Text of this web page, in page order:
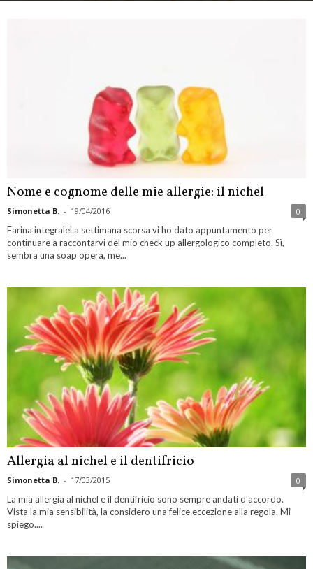
Nome e cognome delle mie allergie: il nichel
Simonetta B. - 19/04/2016 0
Farina integraleLa settimana scorsa vi ho dato appuntamento per
continuare a raccontarvi del mio check up allergologico completo. Sì,
sembra una soap opera, me...
Allergia al nichel e il dentifricio
Simonetta B. - 17/03/2015 0
La mia allergia al nichel e il dentifricio sono sempre andati d'accordo.
Vista la mia sensibilità, la considero una felice eccezione alla regola. Mi
spiego....